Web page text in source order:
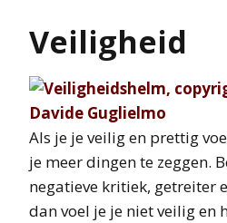
Veiligheid
Als je je veilig en prettig
je meer dingen te zeggen.
negatieve kritiek, getreiter
dan voel je je niet veilig en